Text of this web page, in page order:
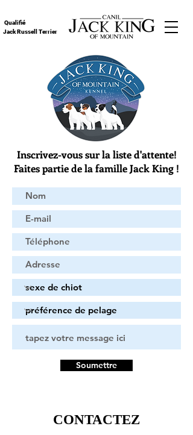
Qualifié
Jack Russell Terrier
Inscrivez-vous sur la liste d'attente!
Faites partie de la famille Jack King !
Soumettre
CONTACTEZ